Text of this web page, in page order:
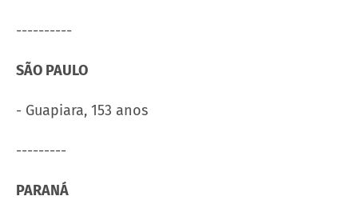
----------
SÃO PAULO
- Guapiara, 153 anos
---------
PARANÁ